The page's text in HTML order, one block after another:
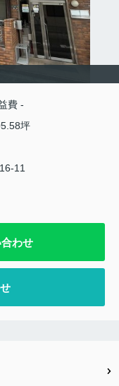
費 -
坪
11
わせ